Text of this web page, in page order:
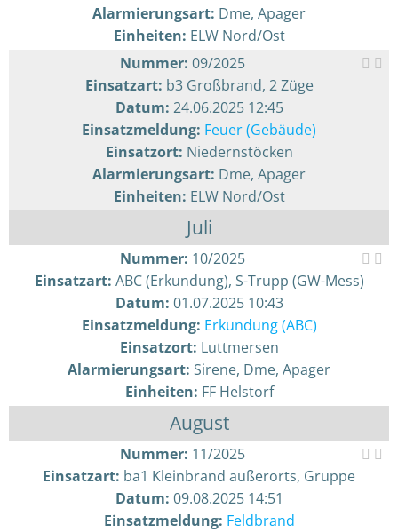
Alarmierungsart: Dme, Apager
Einheiten: ELW Nord/Ost
Nummer: 09/2025
Einsatzart: b3 Großbrand, 2 Züge
Datum: 24.06.2025 12:45
Einsatzmeldung: Feuer (Gebäude)
Einsatzort: Niedernstöcken
Alarmierungsart: Dme, Apager
Einheiten: ELW Nord/Ost
Juli
Nummer: 10/2025
Einsatzart: ABC (Erkundung), S-Trupp (GW-Mess)
Datum: 01.07.2025 10:43
Einsatzmeldung: Erkundung (ABC)
Einsatzort: Luttmersen
Alarmierungsart: Sirene, Dme, Apager
Einheiten: FF Helstorf
August
Nummer: 11/2025
Einsatzart: ba1 Kleinbrand außerorts, Gruppe
Datum: 09.08.2025 14:51
Einsatzmeldung: Feldbrand